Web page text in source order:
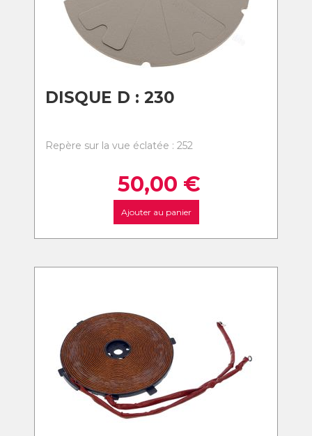
DISQUE D : 230
Repère sur la vue éclatée : 252
50,00 €
Ajouter au panier